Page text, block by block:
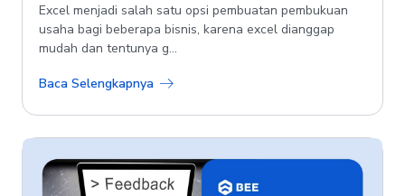
Excel menjadi salah satu opsi pembuatan pembukuan
usaha bagi beberapa bisnis, karena excel dianggap
mudah dan tentunya g...
Baca Selengkapnya